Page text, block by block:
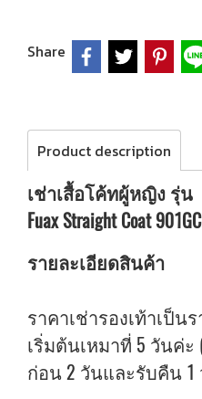
Share
Product description
เช่าเสื้อโค้ทผู้หญิง รุ่น
Fuax Straight Coat
รายละเอียดสินค้า
ราคาเช่ารองเท้าเป็น
เริ่มต้นเหมาที่ 5 วันค่ะ
ก่อน 2 วันและรับคืน 1